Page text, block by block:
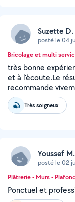
Suzette D.
posté le 04
Bricolage et multi
très bonne
et à l'ècoute.Le
recommande
Très soigneux
Youssef M.
posté le 02
Plâtrerie - Murs -
Ponctuel et